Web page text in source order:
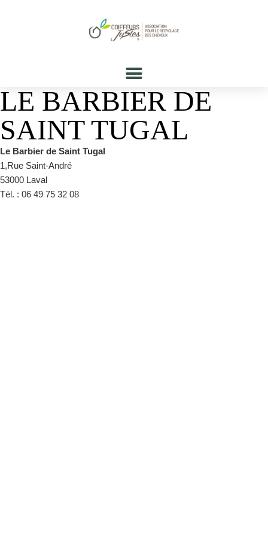
LE BARBIER DE
SAINT TUGAL
Le Barbier de Saint Tugal
1,Rue Saint-André
53000 Laval
Tél. : 06 49 75 32 08